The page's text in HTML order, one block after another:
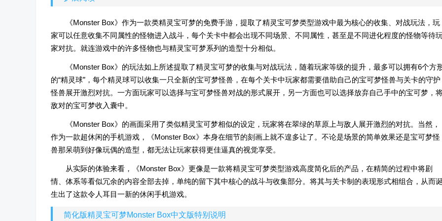
《Monster Box》作为一款类精灵宝可梦的免费手游，提取了精灵宝可梦类型游戏中最为核心的收集、对战玩法，玩
家可以任意收集不同属性的怪物进入战斗，每个关卡中都会出现不同场景、不同属性，甚至是不同进化程度的怪物等待
家对抗。就连游戏中的许多怪物也与精灵宝可梦系列的造型十分相似。
《Monster Box》的玩法如上所述提取了精灵宝可梦的收集与对战玩法，随着玩家等级的提升，最多可以拥有6个方
的“精灵球”，每个精灵球可以收集一只全新的宝可梦怪兽，在每个关卡中玩家都需要借助自己的宝可梦怪兽与关卡的守护
怪兽展开激烈对抗。一方面玩家可以选择与宝可梦怪兽对战的形式展开，另一方面也可以选择放弃自己手中的宝可梦，
敌对的宝可梦收入囊中。
《Monster Box》的画面采用了类似精灵宝可梦相似的设定，玩家将在翠绿的草原上与敌人展开激烈的对抗。当然，
作为一款超休闲的手机游戏，《Monster Box》本身在细节的刻画上就不遑多让了。不论是场景的简单效果还是宝可梦怪
兽那呆萌到好像玩偶的造型，都无法让玩家获得更佳逼真的视觉享受。
从实际的体验来看，《Monster Box》更像是一款将精灵宝可梦类型游戏高度简化后的产品，在精简的过程中将剧
情、体系等看似冗余的内容全部去掉，单纯的留下其中核心的战斗与收集部分。将其与关卡制的表现形式相组合，从而
生出了这款令人耳目一新的休闲手机游戏。
简化版精灵宝可梦Monster Box中文版特别说明